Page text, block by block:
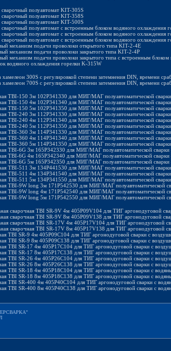
полуавтомат KIT-305S
полуавтомат KIT-358S
полуавтомат KIT-500S
полуавтомат с встроенным блоком водяного охлаждения
полуавтомат с встроенным блоком водяного охлаждения
полуавтомат с встроенным блоком водяного охлаждения
механизм подачи проволоки открытого типа KIT-2-4E
механизм подачи проволоки закрытого типа KIT-2-4Р
механизм подачи проволоки закрытого типа с встроенным
водяного охлаждения горелки K-315W
300S с регулировкой степени затемнения DIN, времени
700S с регулировкой степени затемнения DIN, времени
TBI-150 3м 102P341330 для МИГ/МАГ полуавтоматической
TBI-150 4м 102P341340 для МИГ/МАГ полуавтоматической
TBI-150 5м 102P341350 для МИГ/МАГ полуавтоматической
TBI-240 3м 112P341330 для МИГ/МАГ полуавтоматической
TBI-240 4м 112P341340 для МИГ/МАГ полуавтоматической
TBI-240 5м 112P341350 для МИГ/МАГ полуавтоматической
TBI-360 3м 114P341330 для МИГ/МАГ полуавтоматической
TBI-360 4м 114P341340 для МИГ/МАГ полуавтоматической
TBI-360 5м 114P341350 для МИГ/МАГ полуавтоматической
TBI-6G 3м 165P342330 для МИГ/МАГ полуавтоматической
TBI-6G 4м 165P342340 для МИГ/МАГ полуавтоматической
TBI-6G 5м 165P342350 для МИГ/МАГ полуавтоматической
TBI-511 3м 134P441530 для МИГ/МАГ полуавтоматической
TBI-511 4м 134P341540 для МИГ/МАГ полуавтоматической
TBI-511 5м 134P341550 для МИГ/МАГ полуавтоматической
TBI-9W long 3м 171P542530 для МИГ/МАГ полуавтоматической
TBI-9W long 4м 171P542540 для МИГ/МАГ полуавтоматической
TBI-9W long 5м 171P542550 для МИГ/МАГ полуавтоматической
сварочная TBI SR-9V 4м 405P09V104 для ТИГ аргонодуговой
сварочная TBI SR-9V 8м 405P09V138 для ТИГ аргонодуговой
сварочная TBI SR-17V 4м 405P17V104 для ТИГ аргонодуговой
сварочная TBI SR-17V 8м 405P17V138 для ТИГ аргонодуговой
TBI SR-9 4м 405P09C104 для ТИГ аргонодуговой сварки с
TBI SR-9 8м 405P09C138 для ТИГ аргонодуговой сварки с
TBI SR-17 4м 405P17C104 для ТИГ аргонодуговой сварки с
TBI SR-17 8м 405P17C138 для ТИГ аргонодуговой сварки с
TBI SR-26 4м 405P26C104 для ТИГ аргонодуговой сварки с
TBI SR-26 8м 405P26C138 для ТИГ аргонодуговой сварки с
TBI SR-18 4м 405P18C104 для ТИГ аргонодуговой сварки с
TBI SR-18 8м 405P18C138 для ТИГ аргонодуговой сварки с
TBI SR-400 4м 405P40C104 для ТИГ аргонодуговой сварки с
TBI SR-400 8м 405P40C138 для ТИГ аргонодуговой сварки с